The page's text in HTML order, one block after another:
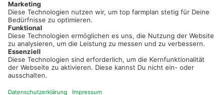
Registriere dich kostenlos!
einfach und bequem!